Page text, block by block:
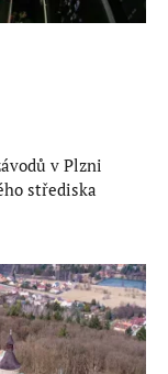
v Plzni
střediska